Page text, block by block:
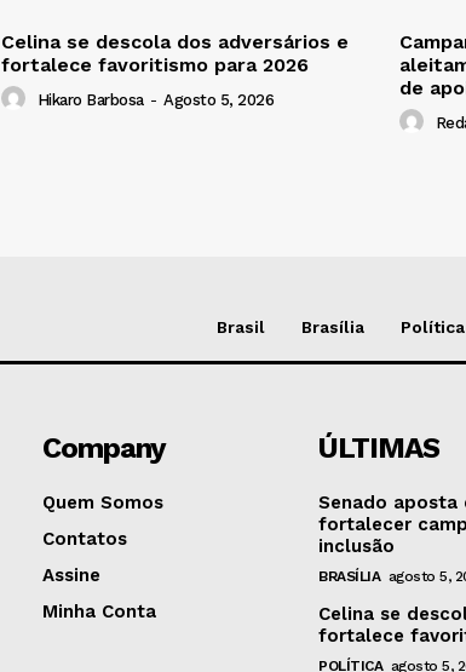
Celina se descola dos adversários e
fortalece favoritismo para 2026
Hikaro Barbosa - Agosto 5, 2026
de
Brasil Brasília Política
Company
Quem Somos
Contatos
Assine
Minha Conta
ÚLTIMAS
Senado aposta
fortalecer
inclusão
BRASÍLIA agosto 5,
Celina se
fortalece
POLÍTICA agosto 5,